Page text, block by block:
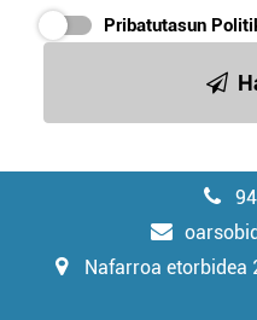
Pribatutasun
Nafarroa etorbidea